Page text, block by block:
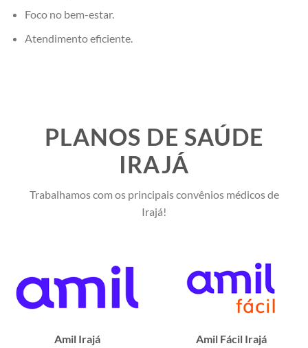
Foco no bem-estar.
Atendimento eficiente.
PLANOS DE SAÚDE
IRAJÁ
Trabalhamos com os principais convênios médicos de
Irajá!
Amil Irajá Amil Fácil Irajá